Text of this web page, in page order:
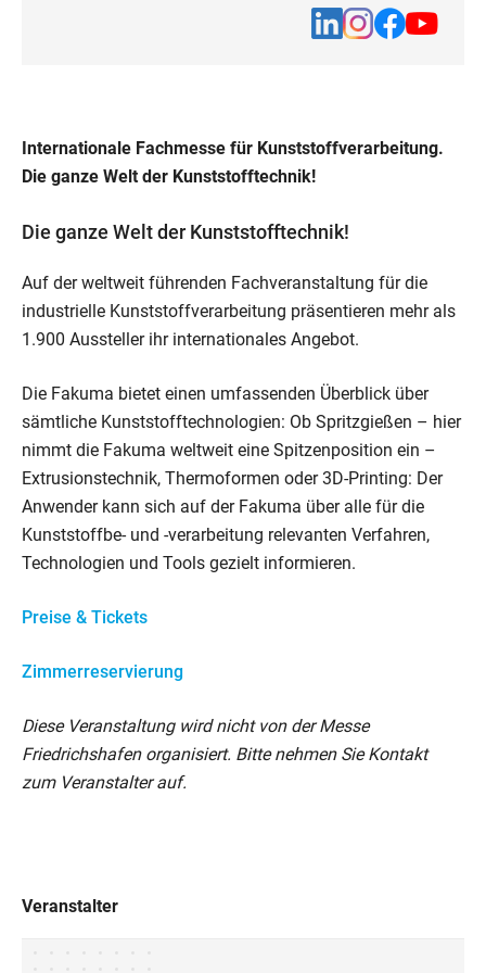
Internationale Fachmesse für Kunststoffverarbeitung.
Die ganze Welt der Kunststofftechnik!
Die ganze Welt der Kunststofftechnik!
Auf der weltweit führenden Fachveranstaltung für die
industrielle Kunststoffverarbeitung präsentieren mehr als
1.900 Aussteller ihr internationales Angebot.
Die Fakuma bietet einen umfassenden Überblick über
sämtliche Kunststofftechnologien: Ob Spritzgießen – hier
nimmt die Fakuma weltweit eine Spitzenposition ein –
Extrusionstechnik, Thermoformen oder 3D-Printing: Der
Anwender kann sich auf der Fakuma über alle für die
Kunststoffbe- und -verarbeitung relevanten Verfahren,
Technologien und Tools gezielt informieren.
Preise & Tickets
Zimmerreservierung
Diese Veranstaltung wird nicht von der Messe
Friedrichshafen organisiert. Bitte nehmen Sie Kontakt
zum Veranstalter auf.
Veranstalter